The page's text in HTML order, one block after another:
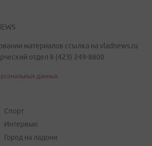
материалов ссылка на vladnews.ru
отдел 8 (423) 249-8800
данных
Спорт
Интервью
Город на ладони